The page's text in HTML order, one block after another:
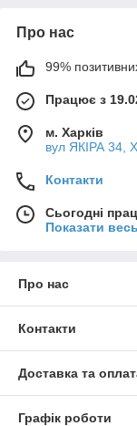
Про нас
99%
Працює з
м. Харків
вул ЯКІРА 34,
Контакти
Сьогодні
Показати
Про нас
Контакти
Доставка та
Графік роботи